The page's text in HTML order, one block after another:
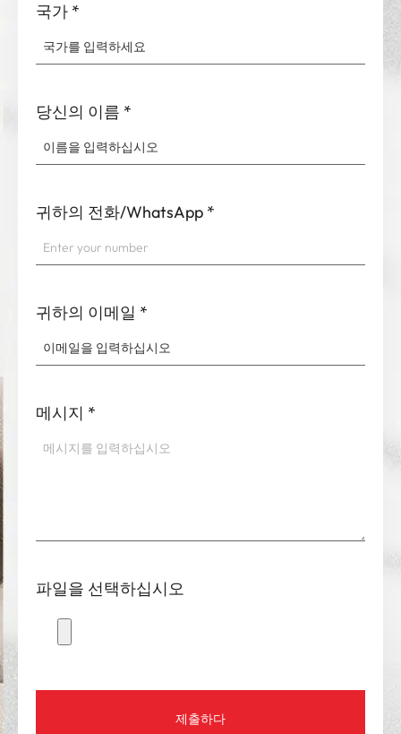
국가 *
당신의 이름 *
귀하의 전화/WhatsApp *
귀하의 이메일 *
메시지 *
파일을 선택하십시오
제출하다